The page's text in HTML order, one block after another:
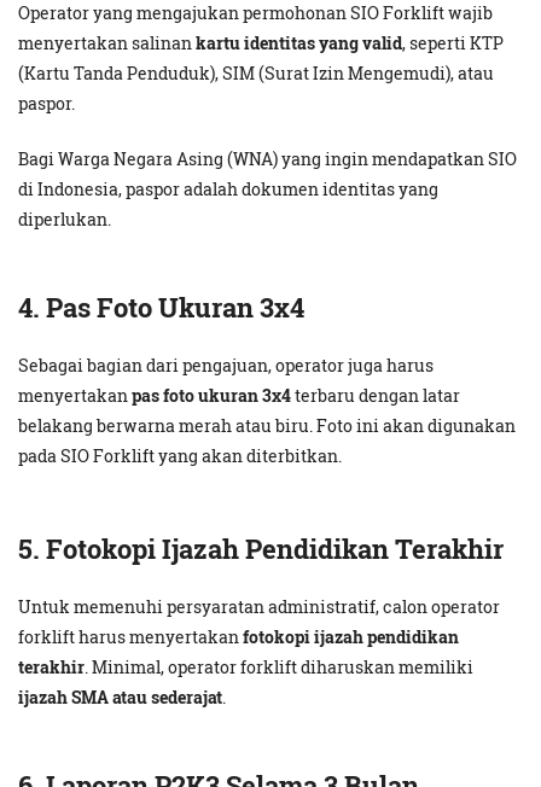
Operator yang mengajukan permohonan SIO Forklift wajib
menyertakan salinankartu identitas yang valid, seperti KTP
(Kartu Tanda Penduduk), SIM (Surat Izin Mengemudi), atau
paspor.
Bagi Warga Negara Asing (WNA) yang ingin mendapatkan SIO
di Indonesia, paspor adalah dokumen identitas yang
diperlukan.
4. Pas Foto Ukuran 3x4
Sebagai bagian dari pengajuan, operator juga harus
menyertakanpas foto ukuran 3x4terbaru dengan latar
belakang berwarna merah atau biru. Foto ini akan digunakan
pada SIO Forklift yang akan diterbitkan.
5. Fotokopi Ijazah Pendidikan Terakhir
Untuk memenuhi persyaratan administratif, calon operator
forklift harus menyertakanfotokopi ijazah pendidikan
terakhir. Minimal, operator forklift diharuskan memiliki
ijazah SMA atau sederajat.